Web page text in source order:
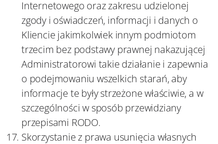
Internetowego oraz zakresu udzielonej
zgody i oświadczeń, informacji i danych o
Kliencie jakimkolwiek innym podmiotom
trzecim bez podstawy prawnej nakazującej
Administratorowi takie działanie i zapewnia
o podejmowaniu wszelkich starań, aby
informacje te były strzeżone właściwie, a w
szczególności w sposób przewidziany
przepisami RODO.
Skorzystanie z prawa usunięcia własnych